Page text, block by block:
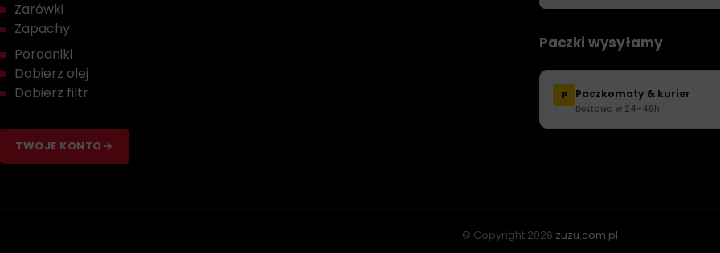
Żarówki
Zapachy
Poradniki
Dobierz olej
Dobierz filtr
TWOJE KONTO
Paczki wysyłamy
P Paczkomaty & kurier
Dostawa w 24–48h
© Copyright 2026 zuzu.com.pl